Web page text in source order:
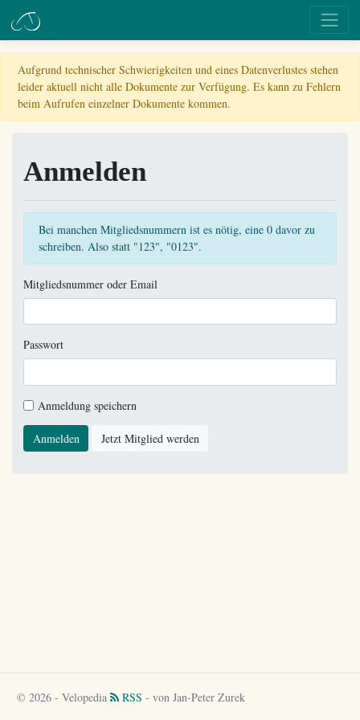
Aufgrund technischer Schwierigkeiten und eines Datenverlustes stehen
leider aktuell nicht alle Dokumente zur Verfügung. Es kann zu Fehlern
beim Aufrufen einzelner Dokumente kommen.
Anmelden
Bei manchen Mitgliedsnummern ist es nötig, eine 0 davor zu
schreiben. Also statt "123", "0123".
Mitgliedsnummer oder Email
Passwort
Anmeldung speichern
Anmelden Jetzt Mitglied werden
© 2026 - Velopedia RSS - von Jan-Peter Zurek